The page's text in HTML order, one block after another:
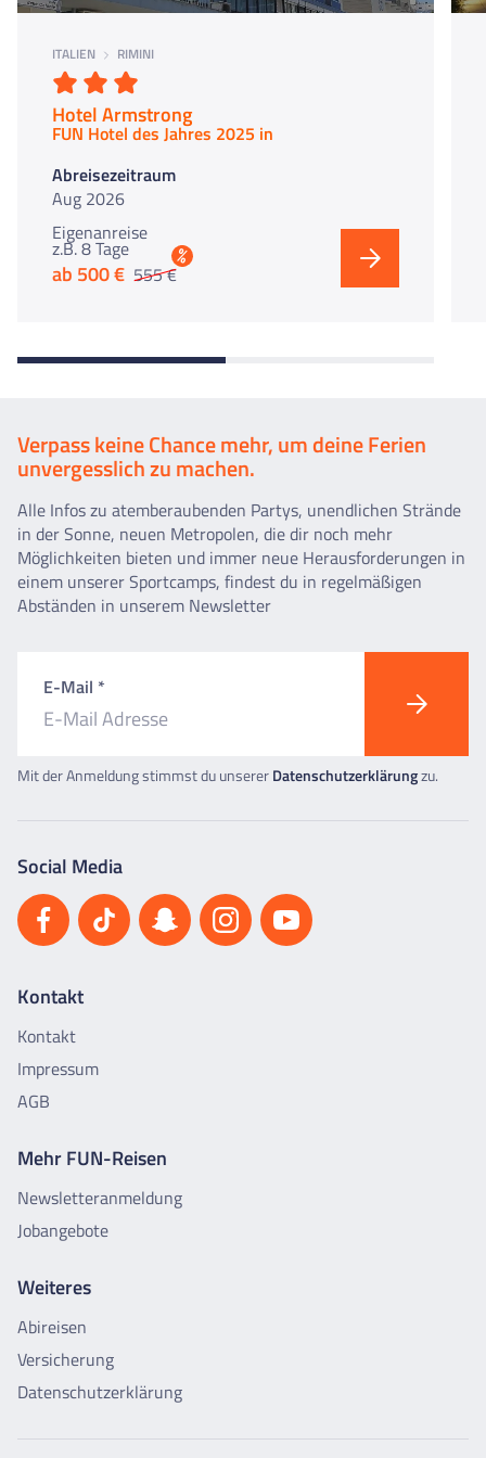
ITALIEN RIMINI
Hotel Armstrong
FUN Hotel des Jahres 2025 in Rimini
Abreisezeitraum
Aug 2026
Eigenanreise
z.B. 8 Tage
ab 500 € 555 €
%
Verpass keine Chance mehr, um deine Ferien
unvergesslich zu machen.
Alle Infos zu atemberaubenden Partys, unendlichen Strände
in der Sonne, neuen Metropolen, die dir noch mehr
Möglichkeiten bieten und immer neue Herausforderungen in
einem unserer Sportcamps, findest du in regelmäßigen
Abständen in unserem Newsletter
E-Mail *
Mit der Anmeldung stimmst du unsererDatenschutzerklärungzu.
Social Media
Kontakt
Kontakt
Impressum
AGB
Mehr FUN-Reisen
Newsletteranmeldung
Jobangebote
Weiteres
Abireisen
Versicherung
Datenschutzerklärung